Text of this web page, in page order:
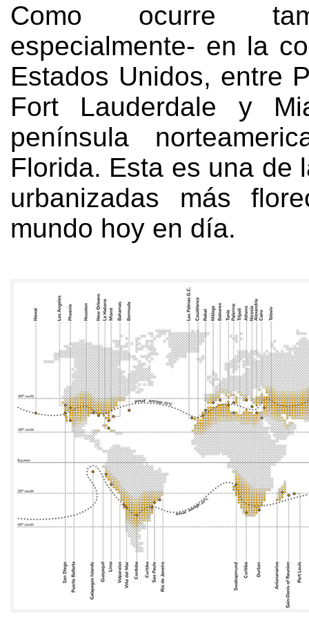
Como ocurre
especialmente- en la
Estados Unidos, entre
Fort Lauderdale y
península
Florida. Esta es una de
urbanizadas más
mundo hoy en día.